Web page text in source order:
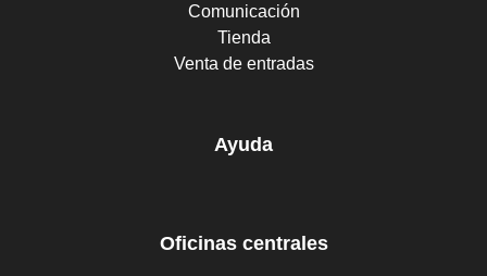
Comunicación
Tienda
Venta de entradas
Ayuda
Oficinas centrales